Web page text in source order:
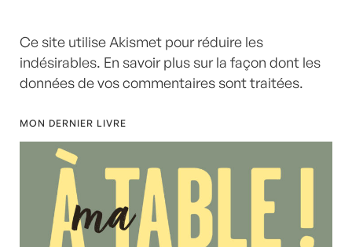
Ce site utilise Akismet pour réduire les
indésirables. En savoir plus sur la façon dont les
données de vos commentaires sont traitées.
MON DERNIER LIVRE